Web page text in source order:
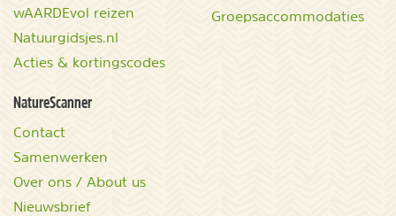
wAARDEvol reizen
Natuurgidsjes.nl
Acties & kortingscodes
Groepsaccommodaties
NatureScanner
Contact
Samenwerken
Over ons / About us
Nieuwsbrief